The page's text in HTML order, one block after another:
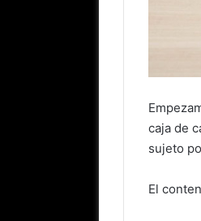
caja de
sujeto
El